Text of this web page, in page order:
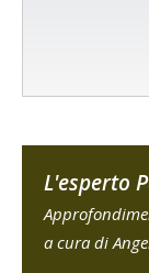
L'esperto
a cura di